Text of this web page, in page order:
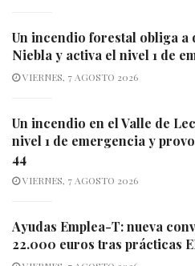
Un incendio forestal obliga a
Niebla y activa el nivel 1 de
VIERNES, 7 AGOSTO 2026
Un incendio en el Valle de
nivel 1 de emergencia y
44
VIERNES, 7 AGOSTO 2026
Ayudas Emplea-T: nueva
22.000 euros tras prácticas